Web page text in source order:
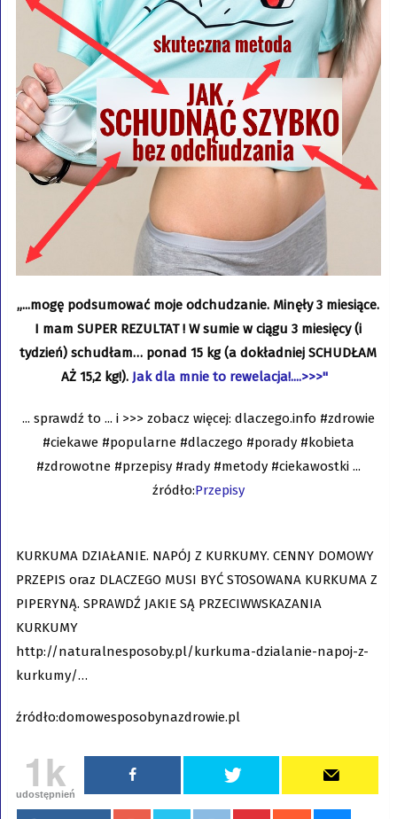
„...mogę podsumować moje odchudzanie. Minęły 3 miesiące.
I mam SUPER REZULTAT ! W sumie w ciągu 3 miesięcy (i
tydzień) schudłam… ponad 15 kg (a dokładniej SCHUDŁAM
AŻ 15,2 kg!). Jak dla mnie to rewelacja!....>>>"
... sprawdź to ... i >>> zobacz więcej: dlaczego.info #zdrowie
#ciekawe #popularne #dlaczego #porady #kobieta
#zdrowotne #przepisy #rady #metody #ciekawostki ...
źródło:Przepisy
KURKUMA DZIAŁANIE. NAPÓJ Z KURKUMY. CENNY DOMOWY
PRZEPIS oraz DLACZEGO MUSI BYĆ STOSOWANA KURKUMA Z
PIPERYNĄ. SPRAWDŹ JAKIE SĄ PRZECIWWSKAZANIA
KURKUMY
http://naturalnesposoby.pl/kurkuma-dzialanie-napoj-z-
kurkumy/…
źródło:domowesposobynazdrowie.pl
1k
udostępnień